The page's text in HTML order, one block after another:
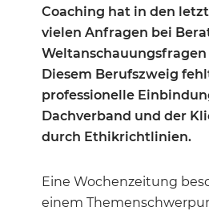
Coaching hat in den
vielen Anfragen bei
Diesem Berufszweig
professionelle
Dachverband und der
durch Ethikrichtlinien.
Eine Wochenzeitung
einem